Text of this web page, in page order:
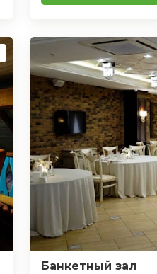
Банкетный зал